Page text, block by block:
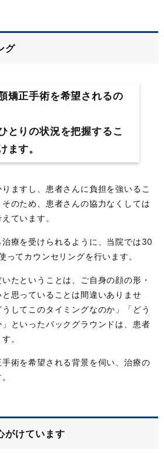
グ
矯正手術を希望されるの
とりの状況を把握するこ
ます。
ますし、患者さんに負担を強いるこ
のため、患者さんの協力なくしては
ています。
療を受けられるように、当院では30
ってカウンセリングを行います。
たということは、ご自身の顔の形・
思っていることは間違いありませ
してこのタイミングなのか」「どう
といったバックグラウンドは、患者
。
術を希望される背景を伺い、治療の
がけています